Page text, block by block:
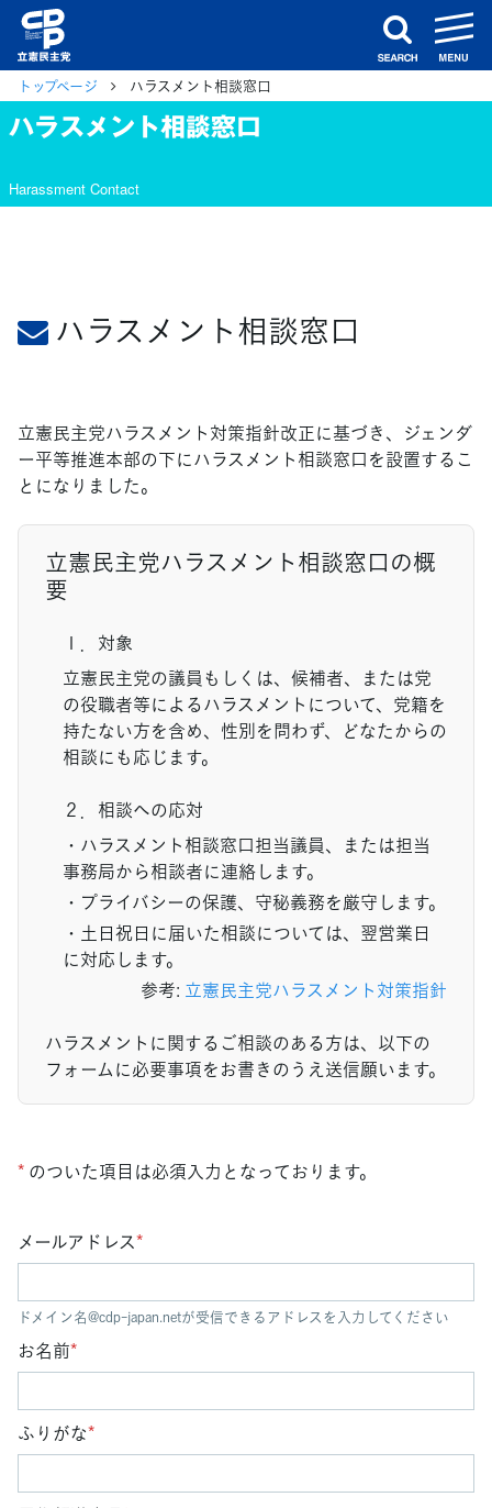
search
トップページ ハラスメント相談窓口
ハラスメント相談窓口
Harassment Contact
ハラスメント相談窓口
立憲民主党ハラスメント対策指針改正に基づき、ジェンダ
ー平等推進本部の下にハラスメント相談窓口を設置するこ
とになりました。
立憲民主党ハラスメント相談窓口の概
要
１．対象
立憲民主党の議員もしくは、候補者、または党
の役職者等によるハラスメントについて、党籍を
持たない方を含め、性別を問わず、どなたからの
相談にも応じます。
２．相談への応対
・ハラスメント相談窓口担当議員、または担当
事務局から相談者に連絡します。
・プライバシーの保護、守秘義務を厳守します。
・土日祝日に届いた相談については、翌営業日
に対応します。
参考: 立憲民主党ハラスメント対策指針
ハラスメントに関するご相談のある方は、以下の
フォームに必要事項をお書きのうえ送信願います。
* のついた項目は必須入力となっております。
メールアドレス*
ドメイン名@cdp-japan.netが受信できるアドレスを入力してください
お名前*
ふりがな*